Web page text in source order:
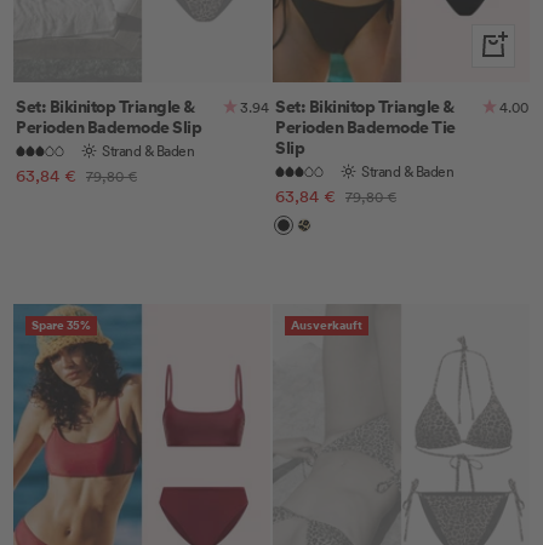
Set: Bikinitop Triangle &
Perioden Bademode Slip
3.94
Strand & Baden
Angebotspreis
63,84 € Regulärer
79,80 €
Set: Bikinitop Triangle &
Perioden Bademode Tie
Slip
4.00
Strand & Baden
Angebotspreis
63,84 € Regulärer
79,80 €
Black
Leo
Spare 35% Ausverkauft